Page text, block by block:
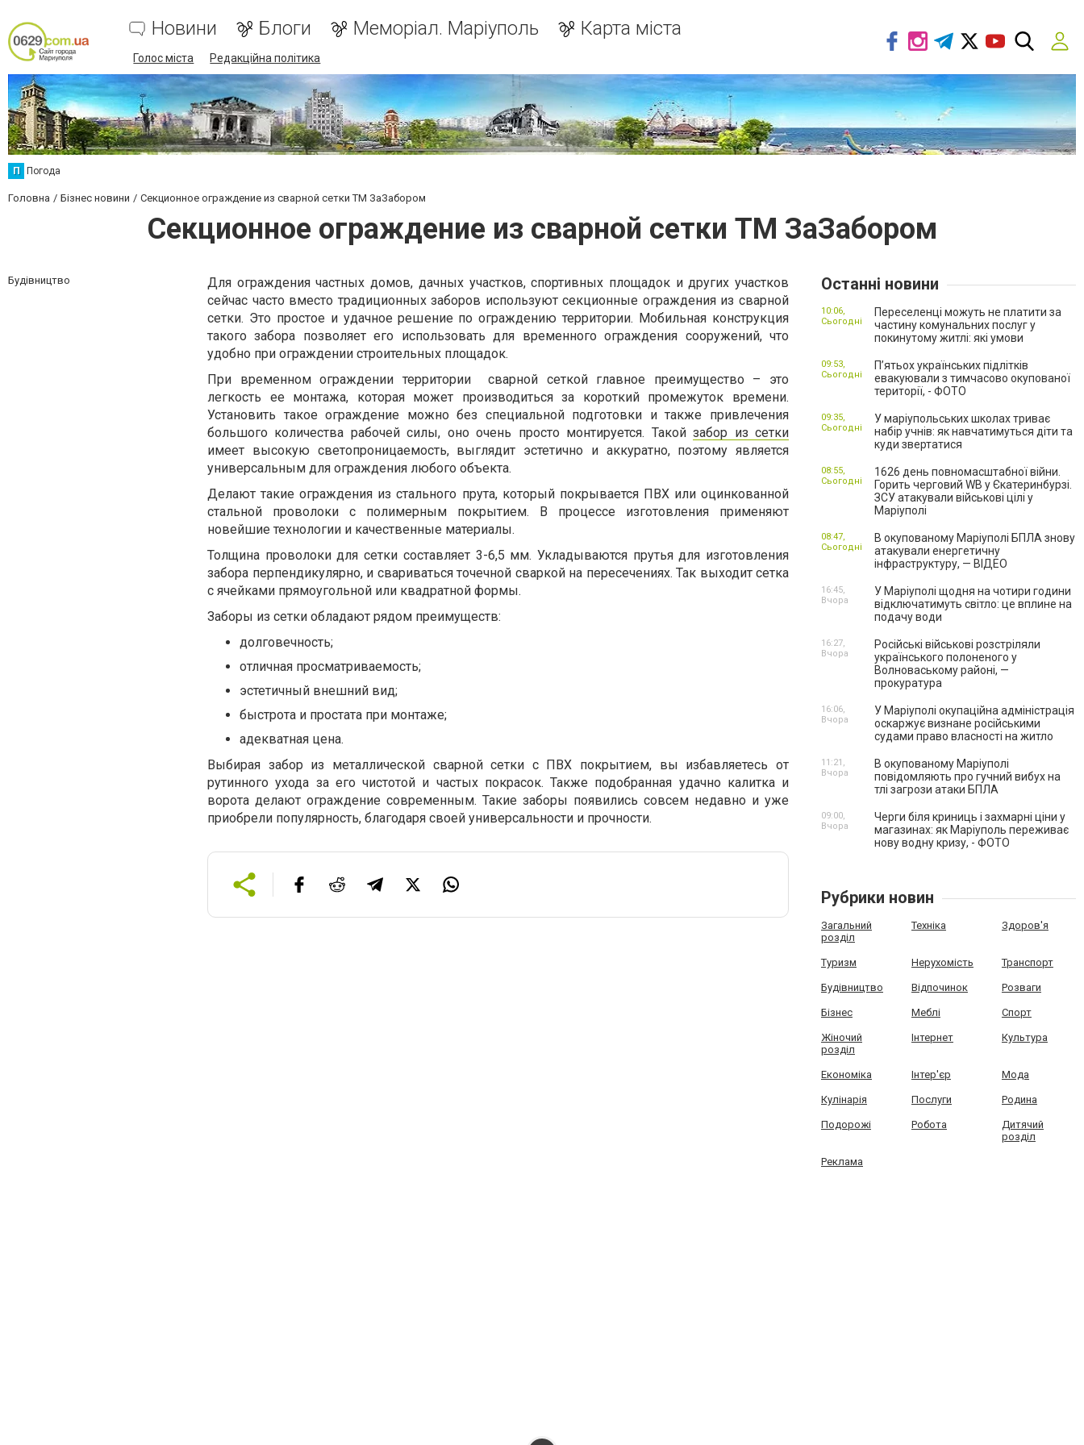
Новини Блоги Меморіал. Маріуполь Карта міста
Голос міста Редакційна політика
П Погода
Головна Бізнес новини Секционное ограждение из сварной сетки ТМ ЗаЗабором
Секционное ограждение из сварной сетки ТМ ЗаЗабором
Будівництво
Для ограждения частных домов, дачных участков, спортивных площадок и других участков
сейчас часто вместо традиционных заборов используют секционные ограждения из сварной
сетки. Это простое и удачное решение по ограждению территории. Мобильная конструкция
такого забора позволяет его использовать для временного ограждения сооружений, что
удобно при ограждении строительных площадок.
При временном ограждении территории сварной сеткой главное преимущество – это
легкость ее монтажа, которая может производиться за короткий промежуток времени.
Установить такое ограждение можно без специальной подготовки и также привлечения
большого количества рабочей силы, оно очень просто монтируется. Такойзабор из сетки
имеет высокую светопроницаемость, выглядит эстетично и аккуратно, поэтому является
универсальным для ограждения любого объекта.
Делают такие ограждения из стального прута, который покрывается ПВХ или оцинкованной
стальной проволоки с полимерным покрытием. В процессе изготовления применяют
новейшие технологии и качественные материалы.
Толщина проволоки для сетки составляет 3-6,5 мм. Укладываются прутья для изготовления
забора перпендикулярно, и свариваться точечной сваркой на пересечениях. Так выходит сетка
с ячейками прямоугольной или квадратной формы.
Заборы из сетки обладают рядом преимуществ:
долговечность;
отличная просматриваемость;
эстетичный внешний вид;
быстрота и простата при монтаже;
адекватная цена.
Выбирая забор из металлической сварной сетки с ПВХ покрытием, вы избавляетесь от
рутинного ухода за его чистотой и частых покрасок. Также подобранная удачно калитка и
ворота делают ограждение современным. Такие заборы появились совсем недавно и уже
приобрели популярность, благодаря своей универсальности и прочности.
Останні новини
Переселенці можуть не платити за
частину комунальних послуг у
покинутому житлі: які умови
10:06,
Сьогодні
П’ятьох українських підлітків
евакуювали з тимчасово окупованої
території, - ФОТО
09:53,
Сьогодні
У маріупольських школах триває
набір учнів: як навчатимуться діти та
куди звертатися
09:35,
Сьогодні
1626 день повномасштабної війни.
Горить черговий WB у Єкатеринбурзі.
ЗСУ атакували військові цілі у
Маріуполі
08:55,
Сьогодні
В окупованому Маріуполі БПЛА знову
атакували енергетичну
інфраструктуру, — ВІДЕО
08:47,
Сьогодні
У Маріуполі щодня на чотири години
відключатимуть світло: це вплине на
подачу води
16:45,
Вчора
Російські військові розстріляли
українського полоненого у
Волноваському районі, —
прокуратура
16:27,
Вчора
У Маріуполі окупаційна адміністрація
оскаржує визнане російськими
судами право власності на житло
16:06,
Вчора
В окупованому Маріуполі
повідомляють про гучний вибух на
тлі загрози атаки БПЛА
11:21,
Вчора
Черги біля криниць і захмарні ціни у
магазинах: як Маріуполь переживає
нову водну кризу, - ФОТО
09:00,
Вчора
Рубрики новин
Загальний
розділ
Техніка Здоров'я
Туризм Нерухомість Транспорт
Будівництво Відпочинок Розваги
Бізнес Меблі Спорт
Жіночий
розділ
Інтернет Культура
Економіка Інтер'єр Мода
Кулінарія Послуги Родина
Подорожі Робота
Дитячий
розділ
Реклама